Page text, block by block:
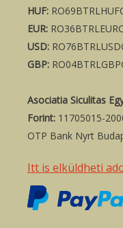
HUF:
EUR:
USD:
GBP:
Asociatia Siculitas
Forint: 11705015-
OTP Bank Nyrt
Itt is elküldheti